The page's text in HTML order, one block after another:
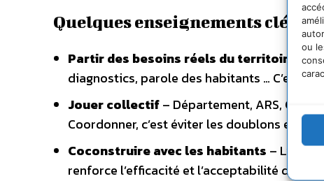
ou
Quelques enseignements clés
Partir des besoins réels du territoire
–
diagnostics, parole des habitants … C’est la
Jouer collectif– Département, ARS, CAF,
Coordonner, c’est éviter les doublons et
Coconstruire avec les habitants –
renforce l’efficacité et l’acceptabilité des